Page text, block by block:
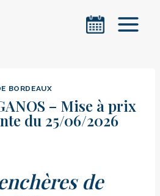
BORDEAUX
– Mise à prix
du 25/06/2026
de